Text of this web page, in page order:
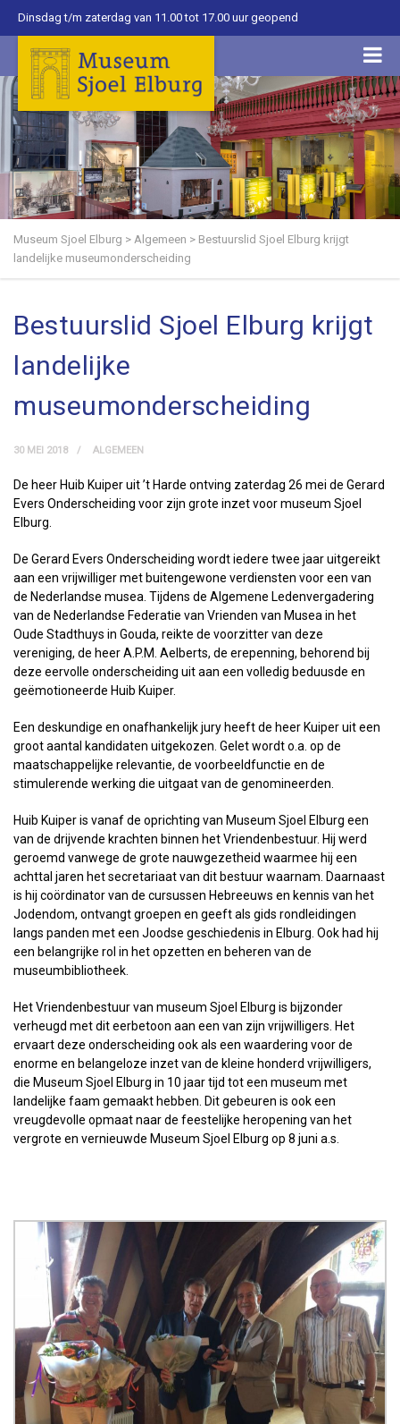
Dinsdag t/m zaterdag van 11.00 tot 17.00 uur geopend
Museum Sjoel Elburg > Algemeen > Bestuurslid Sjoel Elburg krijgt
landelijke museumonderscheiding
Bestuurslid Sjoel Elburg krijgt
landelijke
museumonderscheiding
30 MEI 2018 ALGEMEEN
De heer Huib Kuiper uit ’t Harde ontving zaterdag 26 mei de Gerard
Evers Onderscheiding voor zijn grote inzet voor museum Sjoel
Elburg.
De Gerard Evers Onderscheiding wordt iedere twee jaar uitgereikt
aan een vrijwilliger met buitengewone verdiensten voor een van
de Nederlandse musea. Tijdens de Algemene Ledenvergadering
van de Nederlandse Federatie van Vrienden van Musea in het
Oude Stadthuys in Gouda, reikte de voorzitter van deze
vereniging, de heer A.P.M. Aelberts, de erepenning, behorend bij
deze eervolle onderscheiding uit aan een volledig beduusde en
geëmotioneerde Huib Kuiper.
Een deskundige en onafhankelijk jury heeft de heer Kuiper uit een
groot aantal kandidaten uitgekozen. Gelet wordt o.a. op de
maatschappelijke relevantie, de voorbeeldfunctie en de
stimulerende werking die uitgaat van de genomineerden.
Huib Kuiper is vanaf de oprichting van Museum Sjoel Elburg een
van de drijvende krachten binnen het Vriendenbestuur. Hij werd
geroemd vanwege de grote nauwgezetheid waarmee hij een
achttal jaren het secretariaat van dit bestuur waarnam. Daarnaast
is hij coördinator van de cursussen Hebreeuws en kennis van het
Jodendom, ontvangt groepen en geeft als gids rondleidingen
langs panden met een Joodse geschiedenis in Elburg. Ook had hij
een belangrijke rol in het opzetten en beheren van de
museumbibliotheek.
Het Vriendenbestuur van museum Sjoel Elburg is bijzonder
verheugd met dit eerbetoon aan een van zijn vrijwilligers. Het
ervaart deze onderscheiding ook als een waardering voor de
enorme en belangeloze inzet van de kleine honderd vrijwilligers,
die Museum Sjoel Elburg in 10 jaar tijd tot een museum met
landelijke faam gemaakt hebben. Dit gebeuren is ook een
vreugdevolle opmaat naar de feestelijke heropening van het
vergrote en vernieuwde Museum Sjoel Elburg op 8 juni a.s.